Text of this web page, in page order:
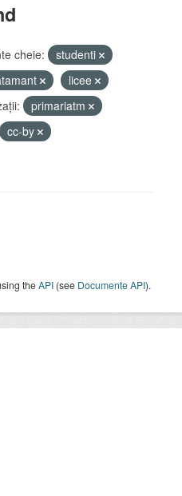
cheie:
studenti
licee
primariatm
cc-by
theAPI (see Documente API).